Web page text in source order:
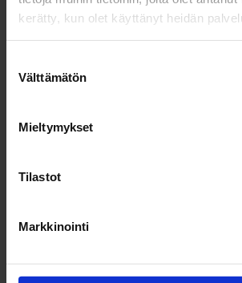
kerätty, kun olet käyttänyt heidän
valinta
Välttämätön
Mieltymykset
Tilastot
Markkinointi
Oma yritys toimii
nössä. Kaikki kokeilut eivät
kokeilla, arvioida ja kehittää
Kun opit viedään roh­keasti